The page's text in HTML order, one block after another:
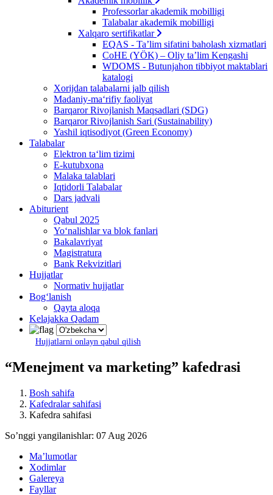
Professorlar akademik mobilligi
Talabalar akademik mobilligi
Xalqaro sertifikatlar
EQAS - Ta’lim sifatini baholash xizmatlari
CoHE (YÖK) – Oliy ta’lim Kengashi
WDOMS - Butunjahon tibbiyot maktablari
katalogi
Xorijdan talabalarni jalb qilish
Madaniy-ma‘rifiy faoliyat
Barqaror Rivojlanish Maqsadlari (SDG)
Barqaror Rivojlanish Sari (Sustainability)
Yashil iqtisodiyot (Green Economy)
Talabalar
Elektron ta‘lim tizimi
E-kutubxona
Malaka talablari
Iqtidorli Talabalar
Dars jadvali
Abiturient
Qabul 2025
Yo‘nalishlar va blok fanlari
Bakalavriyat
Magistratura
Bank Rekvizitlari
Hujjatlar
Normativ hujjatlar
Bog‘lanish
Qayta aloqa
Kelajakka Qadam
Hujjatlarni onlayn qabul qilish
“Menejment va marketing” kafedrasi
Bosh sahifa
Kafedralar sahifasi
Kafedra sahifasi
Soʼnggi yangilanishlar: 07 Aug 2026
Maʼlumotlar
Xodimlar
Galereya
Fayllar